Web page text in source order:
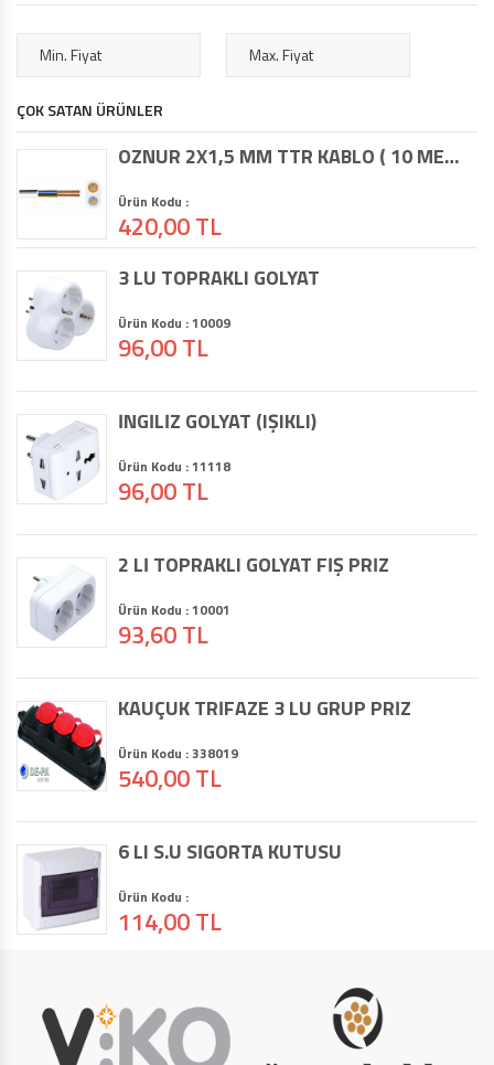
ÇOK SATAN ÜRÜNLER
ÖZNUR 2X1,5 MM TTR KABLO ( 10 METRE )
Ürün Kodu :
420,00 TL
3 LÜ TOPRAKLI GOLYAT
Ürün Kodu : 10009
96,00 TL
İNGİLİZ GOLYAT (IŞIKLI)
Ürün Kodu : 11118
96,00 TL
2 Lİ TOPRAKLI GOLYAT FİŞ PRİZ
Ürün Kodu : 10001
93,60 TL
KAUÇUK TRİFAZE 3 LÜ GRUP PRİZ
Ürün Kodu : 338019
540,00 TL
6 LI S.Ü SİGORTA KUTUSU
Ürün Kodu :
114,00 TL